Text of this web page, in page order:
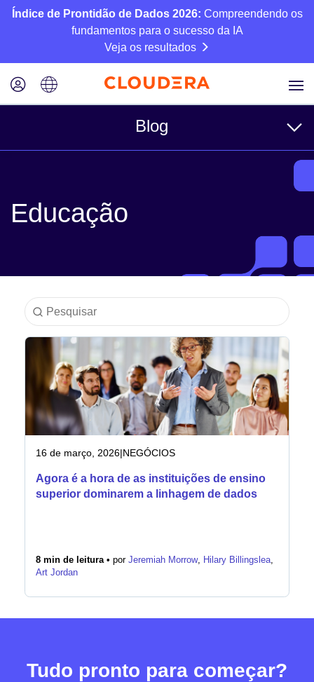
Índice de Prontidão de Dados 2026: Compreendendo os
fundamentos para o sucesso da IA
Veja os resultados
Blog
Negócios
Indústria
Serviços financeiros
Fabricação
Telecomunicações
Notícias
Educação
16 de março, 2026|NEGÓCIOS
Agora é a hora de as instituições de ensino
superior dominarem a linhagem de dados
8 min de leitura • por Jeremiah Morrow, Hilary Billingslea,
Art Jordan
Tudo pronto para começar?